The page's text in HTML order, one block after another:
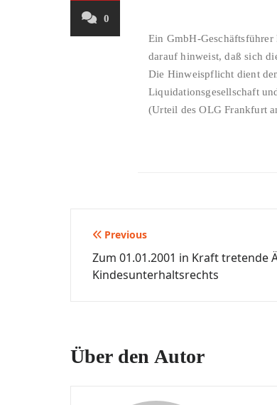
0
Ein GmbH-
darauf hinweist, daß sich
Die Hinweispflicht dient
Liquidationsgesellschaft
(Urteil des OLG Frankfurt
Beitragsnavigation
Previous
Zum 01.01.2001 in Kraft tretende
Kindesunterhaltsrechts
Über den Autor